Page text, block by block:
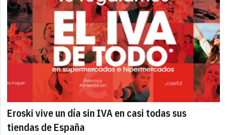
Eroski vive un día sin IVA en casi todas sus
tiendas de España